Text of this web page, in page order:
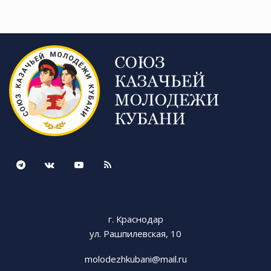
одном казачьем классе. А продолжать с ними
заниматься в школе будет старший друг и
наставник Владимир Береговой.
На прощание с детским садом малыши вместе
с казаками-наставниками и воспитателями
исполнили всем полюбившиеся казачьи песни.
Трогательным было прощание с родным
для ребят вторыми мамами. Свои особые
казачья сотня, где девочки будут учиться
плетению и ткачеству, а мальчишки
г. Краснодар
ул. Рашпилевская, 10
molodezhkubani@mail.ru